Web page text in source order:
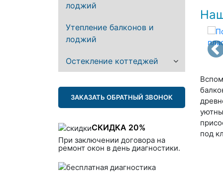
лоджий
Утепление балконов и
лоджий
Остекление коттеджей
ЗАКАЗАТЬ ОБРАТНЫЙ ЗВОНОК
СКИДКА 20%
При заключении договора на
ремонт окон в день диагностики.
под